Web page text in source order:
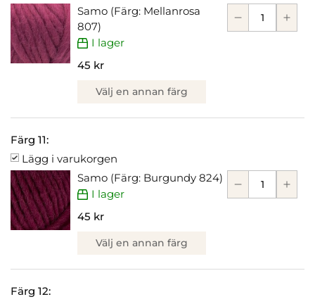
Samo (Färg: Mellanrosa
807)
I lager
45 kr
Välj en annan färg
Färg 11:
Lägg i varukorgen
Samo (Färg: Burgundy 824)
I lager
45 kr
Välj en annan färg
Färg 12: